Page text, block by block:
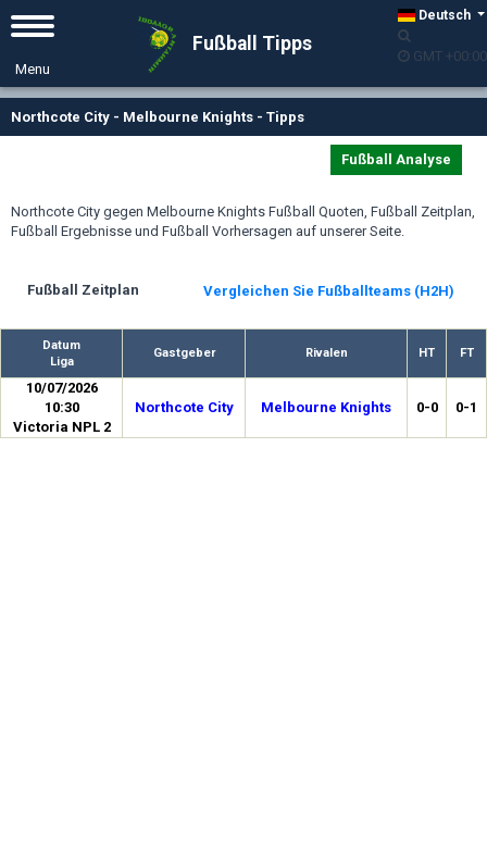
Deutsch
GMT +00:00
Fußball Tipps
Northcote City - Melbourne Knights - Tipps
Fußball Analyse
Northcote City gegen Melbourne Knights Fußball Quoten, Fußball Zeitplan,
Fußball Ergebnisse und Fußball Vorhersagen auf unserer Seite.
Fußball Zeitplan Vergleichen Sie Fußballteams (H2H)
Datum
Liga
Gastgeber Rivalen HT FT
10/07/2026
10:30
Victoria NPL 2
Northcote City Melbourne Knights 0-0 0-1